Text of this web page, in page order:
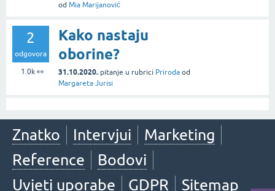
od Mia Marijanović
2
odgovora
1.0k👀
Kako nastaju
oborine?
31.10.2020. pitanje u rubrici Priroda od
Margareta Jurisi
Znatko Intervjui
Marketing
Reference
Bodovi
Uvjeti uporabe
GDPR Sitemap